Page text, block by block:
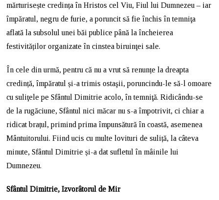
mărturisește credința în Hristos cel Viu, Fiul lui Dumnezeu – iar
împăratul, negru de furie, a poruncit să fie închis în temniţa
aflată la subsolul unei băi publice până la încheierea
festivităților organizate în cinstea biruinţei sale.
În cele din urmă, pentru că nu a vrut să renunțe la dreapta
credință, împăratul și-a trimis ostaşii, poruncindu-le să-l omoare
cu suliţele pe Sfântul Dimitrie acolo, în temniţă. Ridicându-se
de la rugăciune, Sfântul nici măcar nu s-a împotrivit, ci chiar a
ridicat brațul, primind prima împunsătură în coastă, asemenea
Mântuitorului. Fiind ucis cu multe lovituri de suliță, la câteva
minute, Sfântul Dimitrie și-a dat sufletul în mâinile lui
Dumnezeu.
Sfântul Dimitrie, Izvorâtorul de Mir